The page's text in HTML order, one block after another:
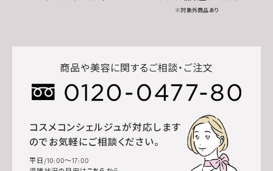
※対象外商品あり
商品や美容に関するご相談・ご注文
コスメコンシェルジュが対応します
のでお気軽にご相談ください。
平日/10:00～17:00